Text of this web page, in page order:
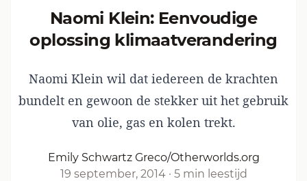
Naomi Klein: Eenvoudige
oplossing klimaatverandering
Naomi Klein wil dat iedereen de krachten
bundelt en gewoon de stekker uit het gebruik
van olie, gas en kolen trekt.
Emily Schwartz Greco/Otherworlds.org
19 september, 2014 · 5 min leestijd